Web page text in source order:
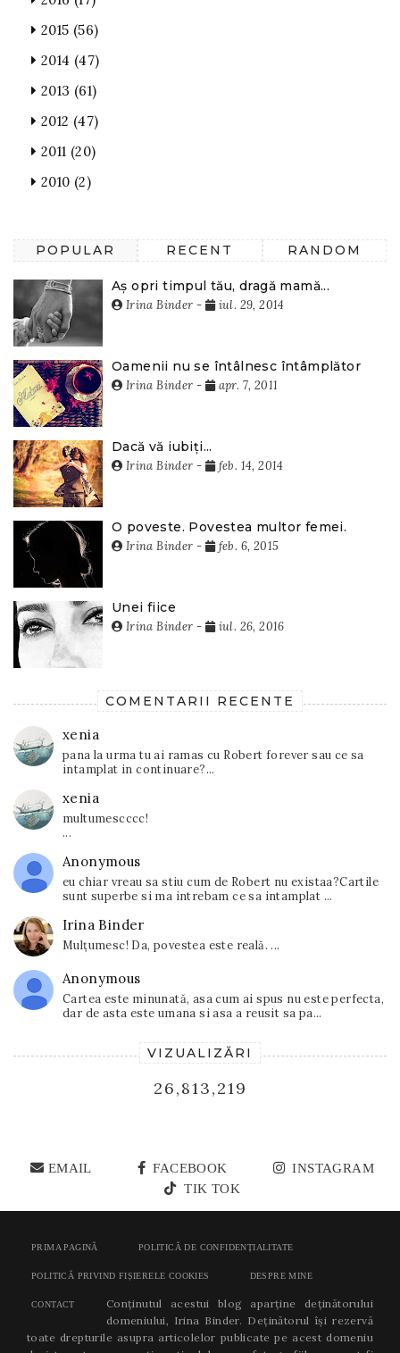
2015 (56)
2014 (47)
2013 (61)
2012 (47)
2011 (20)
2010 (2)
POPULAR RECENT RANDOM
Aș opri timpul tău, dragă mamă...
Irina Binder - iul. 29, 2014
Oamenii nu se întâlnesc întâmplător
Irina Binder - apr. 7, 2011
Dacă vă iubiți...
Irina Binder - feb. 14, 2014
O poveste. Povestea multor femei.
Irina Binder - feb. 6, 2015
Unei fiice
Irina Binder - iul. 26, 2016
COMENTARII RECENTE
xenia
pana la urma tu ai ramas cu Robert forever sau ce sa
intamplat in continuare?...
xenia
multumescccc!
...
Anonymous
eu chiar vreau sa stiu cum de Robert nu existaa?Cartile
sunt superbe si ma intrebam ce sa intamplat ...
Irina Binder
Mulțumesc! Da, povestea este reală. ...
Anonymous
Cartea este minunată, asa cum ai spus nu este perfecta,
dar de asta este umana si asa a reusit sa pa...
VIZUALIZĂRI
26,813,219
EMAIL FACEBOOK
INSTAGRAM
TIK TOK
PRIMA PAGINĂ POLITICĂ DE CONFIDENȚIALITATE
POLITICĂ PRIVIND FIȘIERELE COOKIES DESPRE MINE
CONTACT
Conținutul acestui blog aparține deținătorului
domeniului, Irina Binder. Deținătorul își rezervă
toate drepturile asupra articolelor publicate pe acest domeniu